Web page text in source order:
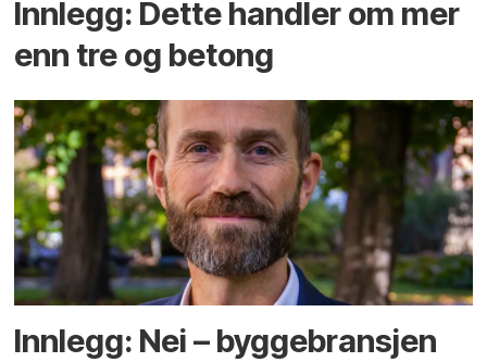
Innlegg: Dette handler om mer
enn tre og betong
Innlegg: Nei – byggebransjen